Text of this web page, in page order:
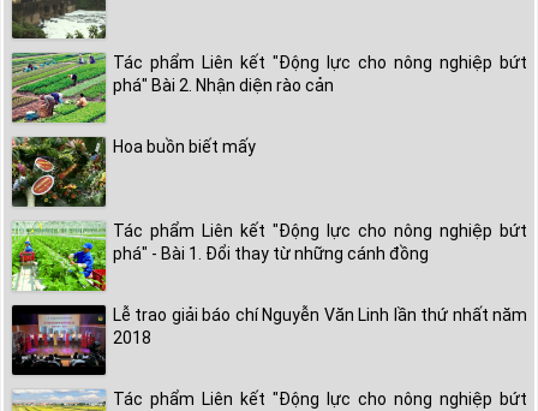
Tác phẩm Liên kết "Động lực cho nông nghiệp bứt
phá" Bài 2. Nhận diện rào cản
Hoa buồn biết mấy
Tác phẩm Liên kết "Động lực cho nông nghiệp bứt
phá" - Bài 1. Đổi thay từ những cánh đồng
Lễ trao giải báo chí Nguyễn Văn Linh lần thứ nhất năm
2018
Tác phẩm Liên kết "Động lực cho nông nghiệp bứt